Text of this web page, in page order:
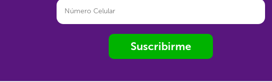
Suscribirme